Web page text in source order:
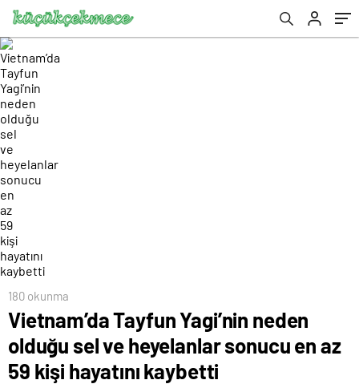
hayatını kaybetti
180 okunma
Vietnam’da Tayfun Yagi’nin neden
olduğu sel ve heyelanlar sonucu en az
59 kişi hayatını kaybetti